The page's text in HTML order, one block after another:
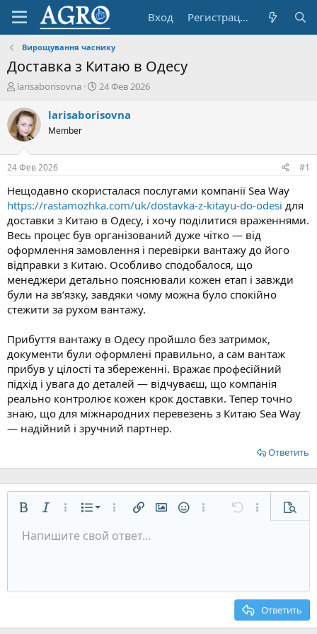
Вход Регистрация
Вирощування часнику
Доставка з Китаю в Одесу
А
т
о
р
е
м
ы
larisaborisovna
Д
т
л
24 Фев 2026
larisaborisovna
Member
24 Фев 2026 #1
Нещодавно скористалася послугами компанії Sea Way
httрs://rastamozhka.com/uk/dostavka-z-kitayu-do-odesi для
доставки з Китаю в Одесу, і хочу поділитися враженнями.
Весь процес був організований дуже чітко — від
оформлення замовлення і перевірки вантажу до його
відправки з Китаю. Особливо сподобалося, що
менеджери детально пояснювали кожен етап і завжди
були на зв’язку, завдяки чому можна було спокійно
стежити за рухом вантажу.
Прибуття вантажу в Одесу пройшло без затримок,
документи були оформлені правильно, а сам вантаж
прибув у цілості та збереженні. Вражає професійний
підхід і увага до деталей — відчуваєш, що компанія
реально контролює кожен крок доставки. Тепер точно
знаю, що для міжнародних перевезень з Китаю Sea Way
— надійний і зручний партнер.
Ответить
ЖирныйКурсивДополнительно...
Список Нумерованный список
Маркированный список
Дополнительно...
Вставить ссылку
Вставить изображение
СмайлыДополнительно...
Отменить
Размер шрифта
9
Цвет текста
Шрифт Arial
Зачёркнутый
Подчёркнутый
Однострочный код
ВыравниваниеПо левому краю
Формат параграфа
Обычный
Заголовок 2
ЦитатаМедиаВставить таблицу
Вставить горизонтальную линию
Спойлер
Код
Повторить
Переключить режим работы редактора
Удалить форматирование
ЧерновикиСохранить черновик
Напишите свой ответ...
Ответить